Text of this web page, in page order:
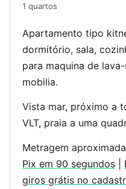
1 quartos
Apartamento tipo
dormitório, sala,
para maquina de
mobilia.
Vista mar, próximo a
VLT, praia a uma
Metragem
Pix em 90 segundos
giros grátis no